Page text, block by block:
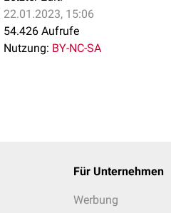
22.01.2023, 15:06
54.426 Aufrufe
Nutzung: BY-NC-SA
Für Unternehmen
Werbung